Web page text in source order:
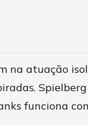
na atuação
Spielberg
funciona